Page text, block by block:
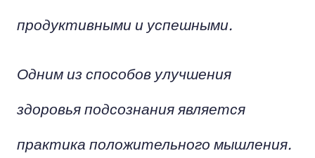
продуктивными и успешными.
Одним из способов улучшения
здоровья подсознания является
практика положительного мышления.